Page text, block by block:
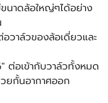
นาดล้อใหญ่ๆได้อย่าง
วาล์วของล้อเดี่ยวและ
ต่อเข้ากับวาล์วทั้งหมด
ยกั้นอากาศออก